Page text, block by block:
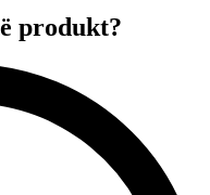
produkt?